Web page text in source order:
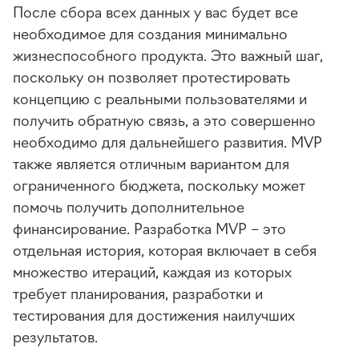
После сбора всех данных у вас будет все
необходимое для создания минимально
жизнеспособного продукта. Это важный шаг,
поскольку он позволяет протестировать
концепцию с реальными пользователями и
получить обратную связь, а это совершенно
необходимо для дальнейшего развития. MVP
также является отличным вариантом для
ограниченного бюджета, поскольку может
помочь получить дополнительное
финансирование. Разработка MVP – это
отдельная история, которая включает в себя
множество итераций, каждая из которых
требует планирования, разработки и
тестирования для достижения наилучших
результатов.